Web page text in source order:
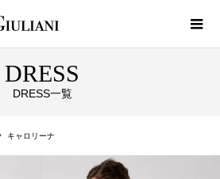
DRESS
DRESS一覧
キャロリーナ